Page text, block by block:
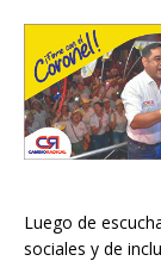
Luego de
sociales y de